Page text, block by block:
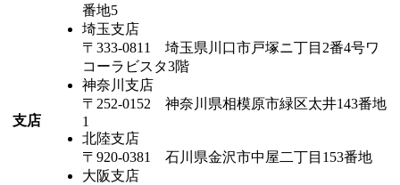
支店
番地5
埼玉支店
〒333-0811 埼玉県川口市戸塚ニ丁目2番4号ワ
コーラビスタ3階
神奈川支店
〒252-0152 神奈川県相模原市緑区太井143番地
1
北陸支店
〒920-0381 石川県金沢市中屋二丁目153番地
大阪支店